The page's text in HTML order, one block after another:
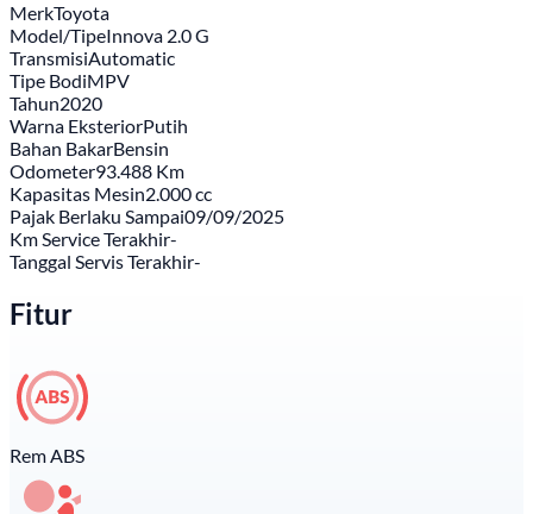
MerkToyota
Model/TipeInnova 2.0 G
TransmisiAutomatic
Tipe BodiMPV
Tahun2020
Warna EksteriorPutih
Bahan BakarBensin
Odometer93.488 Km
Kapasitas Mesin2.000 cc
Pajak Berlaku Sampai09/09/2025
Km Service Terakhir-
Tanggal Servis Terakhir-
Fitur
Rem ABS